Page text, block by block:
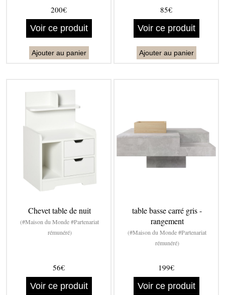
200€
Voir ce produit
Ajouter au panier
85€
Voir ce produit
Ajouter au panier
Chevet table de nuit
(#Maison du Monde #Partenariat
rémunéré)
56€
Voir ce produit
table basse carré gris -
rangement
(#Maison du Monde #Partenariat
rémunéré)
199€
Voir ce produit